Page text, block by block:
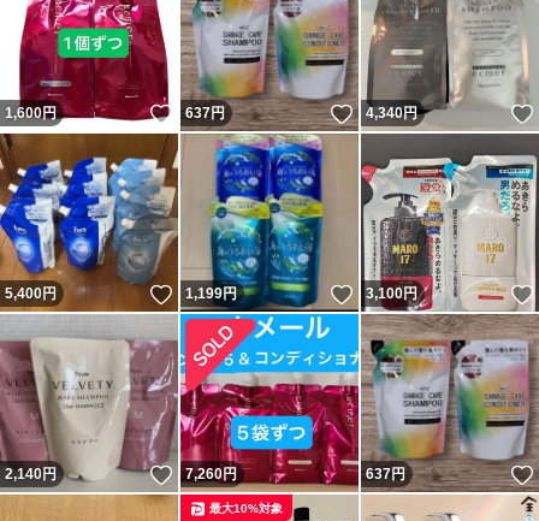
1,600円 いいね！
637円 いいね！
4,340円
5,400円 いいね！
1,199円 いいね！
3,100円
2,140円 いいね！
7,260円 637円
最大10%対象